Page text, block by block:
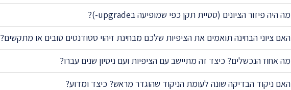
מה היה פיזור הציונים (סטיית תקן כפי שמופיעה בupgrade-)?
האם ציוני הבחינה תואמים את הציפיות שלכם מבחינת זיהוי סטודנטים טובים או מתקשים?
מה אחוז הנכשלים? כיצד זה מתיישב עם הציפיות ועם ניסיון שנים עברו?
האם ניקוד הבדיקה שונה לעומת הניקוד שהוגדר מראש? כיצד ומדוע?